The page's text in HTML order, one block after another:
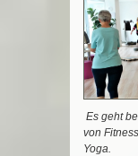
Es geht
von
Yoga.